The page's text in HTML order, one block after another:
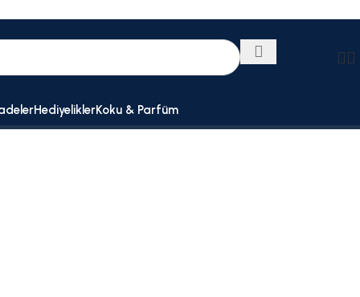
HediyeliklerKoku & Parfüm